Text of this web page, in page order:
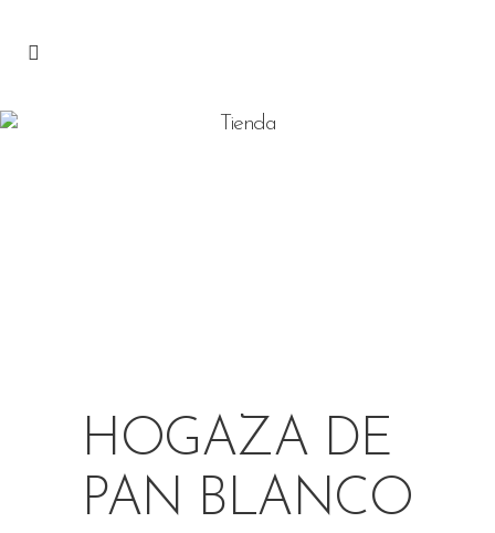
Tienda
HOGAZA DE
PAN BLANCO